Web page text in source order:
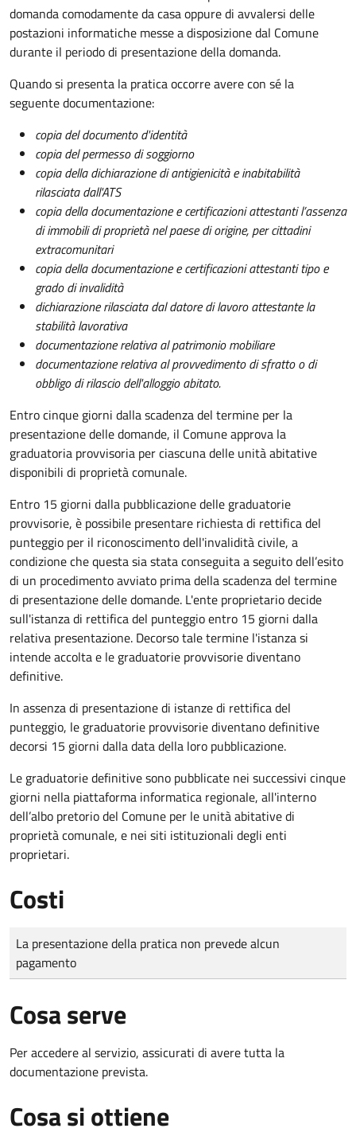
domanda comodamente da casa oppure di avvalersi delle
postazioni informatiche messe a disposizione dal Comune
durante il periodo di presentazione della domanda.
Quando si presenta la pratica occorre avere con sé la
seguente documentazione:
copia del documento d'identità
copia del permesso di soggiorno
copia della dichiarazione di antigienicità e inabitabilità
rilasciata dall'ATS
copia della documentazione e certificazioni attestanti l’assenza
di immobili di proprietà nel paese di origine, per cittadini
extracomunitari
copia della documentazione e certificazioni attestanti tipo e
grado di invalidità
dichiarazione rilasciata dal datore di lavoro attestante la
stabilità lavorativa
documentazione relativa al patrimonio mobiliare
documentazione relativa al provvedimento di sfratto o di
obbligo di rilascio dell'alloggio abitato.
Entro cinque giorni dalla scadenza del termine per la
presentazione delle domande, il Comune approva la
graduatoria provvisoria per ciascuna delle unità abitative
disponibili di proprietà comunale.
Entro 15 giorni dalla pubblicazione delle graduatorie
provvisorie, è possibile presentare richiesta di rettifica del
punteggio per il riconoscimento dell'invalidità civile, a
condizione che questa sia stata conseguita a seguito dell’esito
di un procedimento avviato prima della scadenza del termine
di presentazione delle domande. L'ente proprietario decide
sull'istanza di rettifica del punteggio entro 15 giorni dalla
relativa presentazione. Decorso tale termine l'istanza si
intende accolta e le graduatorie provvisorie diventano
definitive.
In assenza di presentazione di istanze di rettifica del
punteggio, le graduatorie provvisorie diventano definitive
decorsi 15 giorni dalla data della loro pubblicazione.
Le graduatorie definitive sono pubblicate nei successivi cinque
giorni nella piattaforma informatica regionale, all'interno
dell’albo pretorio del Comune per le unità abitative di
proprietà comunale, e nei siti istituzionali degli enti
proprietari.
Costi
Tipo di pagamento
Importo
La presentazione della pratica non prevede alcun
pagamento
Cosa serve
Per accedere al servizio, assicurati di avere tutta la
documentazione prevista.
Cosa si ottiene